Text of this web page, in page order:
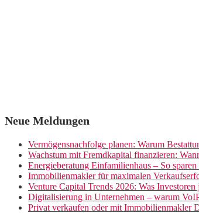
Neue Meldungen
Vermögensnachfolge planen: Warum
Wachstum mit Fremdkapital finanzieren:
Energieberatung Einfamilienhaus – So
Immobilienmakler für maximalen
Venture Capital Trends 2026: Was
Digitalisierung in Unternehmen – warum
Privat verkaufen oder mit Immobilienmakler